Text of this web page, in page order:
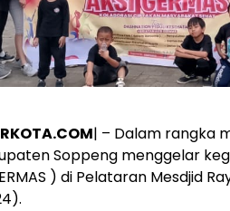
| – Dalam rangka
Soppeng menggelar
) di Pelataran Mesdjid